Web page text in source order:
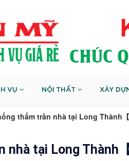
VỤ NỘI THẤT XÂY
thấm trần nhà tại Long Thành【
nhà tại Long Thành